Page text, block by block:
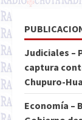
Judiciales –
captura
Chupuro-
Economía –